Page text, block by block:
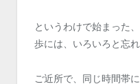
というわけで始まった
歩には、いろいろと忘
ご近所で、同じ時間帯